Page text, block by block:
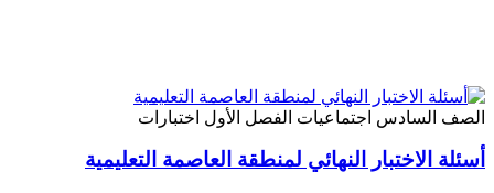
الصف السادس اجتماعيات الفصل الأول اختبارات
أسئلة الاختبار النهائي لمنطقة العاصمة التعليمية